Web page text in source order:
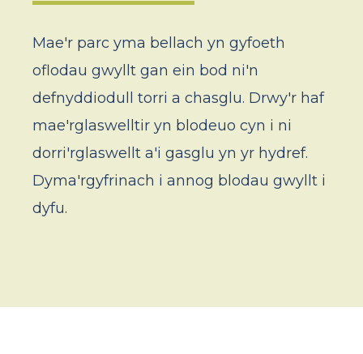
Mae'r parc yma bellach yn gyfoeth
oflodau gwyllt gan ein bod ni'n
defnyddiodull torri a chasglu. Drwy'r haf
mae'rglaswelltir yn blodeuo cyn i ni
dorri'rglaswellt a'i gasglu yn yr hydref.
Dyma'rgyfrinach i annog blodau gwyllt i
dyfu.